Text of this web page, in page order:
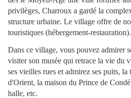
privilèges, Charroux a gardé la
structure urbaine. Le village offre de
touristiques (hébergement-restauration).
Dans ce village, vous pouvez admirer
visiter son musée qui retrace la vie du
ses vieilles rues et admirez ses puits,
d'Orient, la maison du Prince de
halle, etc.